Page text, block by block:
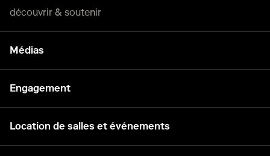
découvrir & soutenir
Médias
Engagement
Location de salles et événements